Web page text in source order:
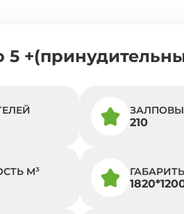
5
210
M³